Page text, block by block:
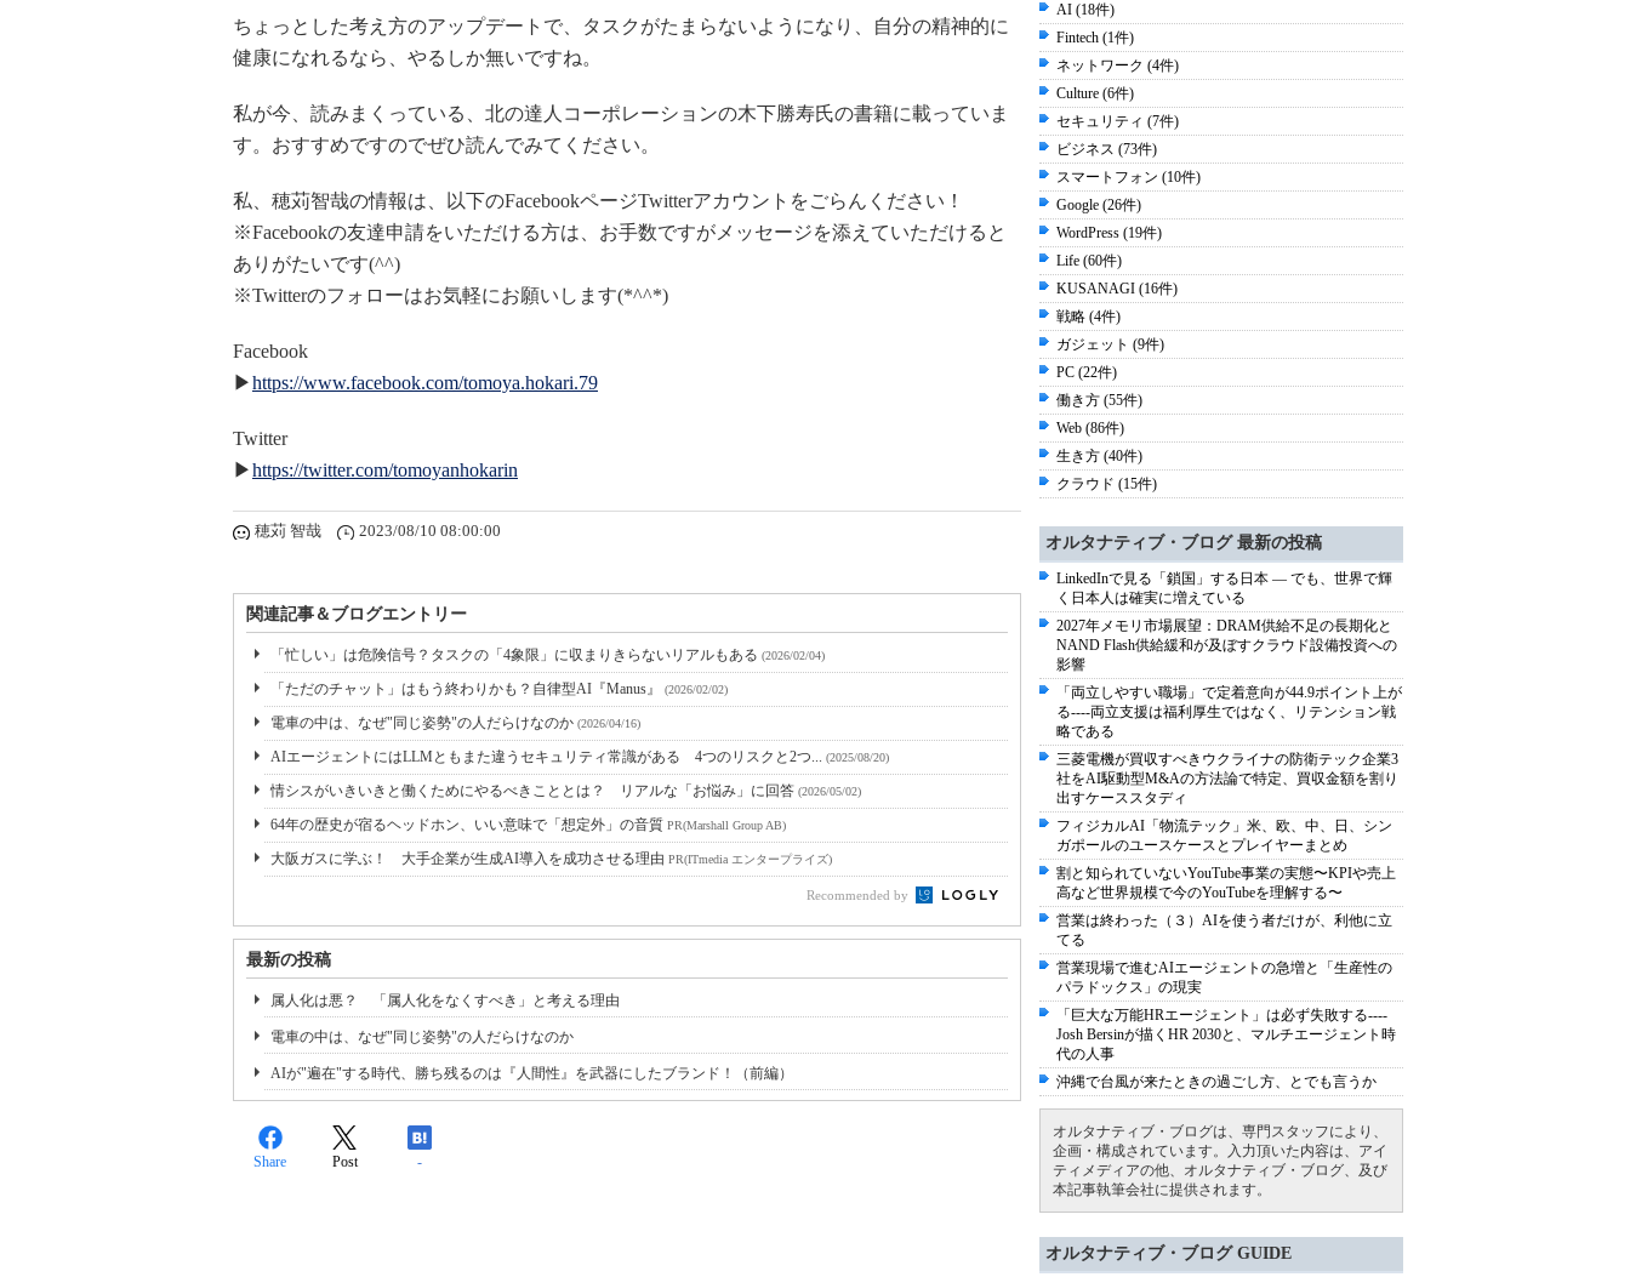
ちょっとした考え方のアップデートで、タスクがたまらないようになり、自分の精神的に
健康になれるなら、やるしか無いですね。
私が今、読みまくっている、北の達人コーポレーションの木下勝寿氏の書籍に載っていま
す。おすすめですのでぜひ読んでみてください。
私、穂苅智哉の情報は、以下のFacebookページTwitterアカウントをごらんください！
※Facebookの友達申請をいただける方は、お手数ですがメッセージを添えていただけると
ありがたいです(^^)
※Twitterのフォローはお気軽にお願いします(*^^*)
Facebook
▶https://www.facebook.com/tomoya.hokari.79
Twitter
▶https://twitter.com/tomoyanhokarin
穂苅 智哉 2023/08/10 08:00:00
関連記事＆ブログエントリー
「忙しい」は危険信号？タスクの「4象限」に収まりきらないリアルもある (2026/02/04)
「ただのチャット」はもう終わりかも？自律型AI『Manus』 (2026/02/02)
電車の中は、なぜ"同じ姿勢"の人だらけなのか (2026/04/16)
AIエージェントにはLLMともまた違うセキュリティ常識がある 4つのリスクと2つ... (2025/08/20)
情シスがいきいきと働くためにやるべきこととは？ リアルな「お悩み」に回答 (2026/05/02)
64年の歴史が宿るヘッドホン、いい意味で「想定外」の音質 PR(Marshall Group AB)
大阪ガスに学ぶ！ 大手企業が生成AI導入を成功させる理由 PR(ITmedia エンタープライズ)
Recommended by
最新の投稿
属人化は悪？ 「属人化をなくすべき」と考える理由
電車の中は、なぜ"同じ姿勢"の人だらけなのか
AIが"遍在"する時代、勝ち残るのは『人間性』を武器にしたブランド！（前編）
Share Post -
AI (18件)
Fintech (1件)
ネットワーク (4件)
Culture (6件)
セキュリティ (7件)
ビジネス (73件)
スマートフォン (10件)
Google (26件)
WordPress (19件)
Life (60件)
KUSANAGI (16件)
戦略 (4件)
ガジェット (9件)
PC (22件)
働き方 (55件)
Web (86件)
生き方 (40件)
クラウド (15件)
オルタナティブ・ブログ 最新の投稿
LinkedInで見る「鎖国」する日本 ― でも、世界で輝
く日本人は確実に増えている
2027年メモリ市場展望：DRAM供給不足の長期化と
NAND Flash供給緩和が及ぼすクラウド設備投資への
影響
「両立しやすい職場」で定着意向が44.9ポイント上が
る----両立支援は福利厚生ではなく、リテンション戦
略である
三菱電機が買収すべきウクライナの防衛テック企業3
社をAI駆動型M&Aの方法論で特定、買収金額を割り
出すケーススタディ
フィジカルAI「物流テック」米、欧、中、日、シン
ガポールのユースケースとプレイヤーまとめ
割と知られていないYouTube事業の実態〜KPIや売上
高など世界規模で今のYouTubeを理解する〜
営業は終わった（３）AIを使う者だけが、利他に立
てる
営業現場で進むAIエージェントの急増と「生産性の
パラドックス」の現実
「巨大な万能HRエージェント」は必ず失敗する----
Josh Bersinが描くHR 2030と、マルチエージェント時
代の人事
沖縄で台風が来たときの過ごし方、とでも言うか
オルタナティブ・ブログは、専門スタッフにより、
企画・構成されています。入力頂いた内容は、アイ
ティメディアの他、オルタナティブ・ブログ、及び
本記事執筆会社に提供されます。
オルタナティブ・ブログ GUIDE